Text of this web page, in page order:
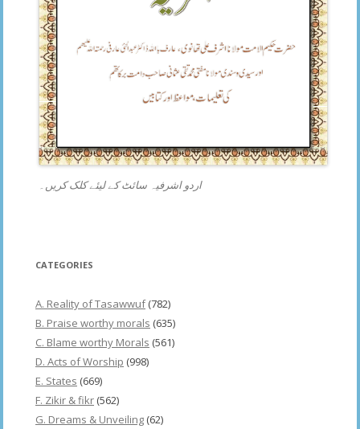
اردو اشرفیہ سائٹ کے لیئے کلک کریں۔
CATEGORIES
A. Reality of Tasawwuf(782)
B. Praise worthy morals (635)
C. Blame worthy Morals (561)
D. Acts of Worship (998)
E. States (669)
F. Zikir & fikr (562)
G. Dreams & Unveiling (62)